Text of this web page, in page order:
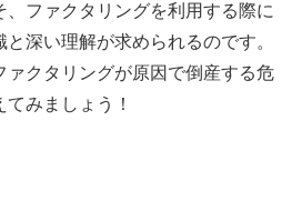
ファクタリングを利用する際に
深い理解が求められるのです。
ァクタリングが原因で倒産する危
みましょう！